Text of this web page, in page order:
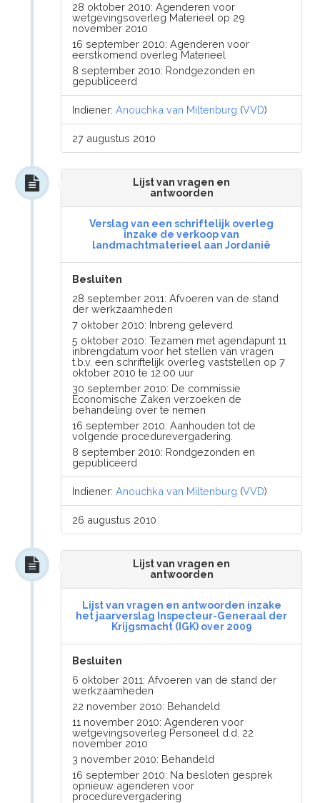
28 oktober 2010: Agenderen voor
wetgevingsoverleg Materieel op 29
november 2010
16 september 2010: Agenderen voor
eerstkomend overleg Materieel
8 september 2010: Rondgezonden en
gepubliceerd
Indiener:Anouchka van Miltenburg (VVD)
27 augustus 2010
Lijst van vragen en
antwoorden
Verslag van een schriftelijk overleg
inzake de verkoop van
landmachtmaterieel aan Jordanië
Besluiten
28 september 2011: Afvoeren van de stand
der werkzaamheden
7 oktober 2010: Inbreng geleverd
5 oktober 2010: Tezamen met agendapunt 11
inbrengdatum voor het stellen van vragen
t.b.v. een schriftelijk overleg vaststellen op 7
oktober 2010 te 12.00 uur
30 september 2010: De commissie
Economische Zaken verzoeken de
behandeling over te nemen
16 september 2010: Aanhouden tot de
volgende procedurevergadering.
8 september 2010: Rondgezonden en
gepubliceerd
Indiener:Anouchka van Miltenburg (VVD)
26 augustus 2010
Lijst van vragen en
antwoorden
Lijst van vragen en antwoorden inzake
het jaarverslag Inspecteur-Generaal der
Krijgsmacht (IGK) over 2009
Besluiten
6 oktober 2011: Afvoeren van de stand der
werkzaamheden
22 november 2010: Behandeld
11 november 2010: Agenderen voor
wetgevingsoverleg Personeel d.d. 22
november 2010
3 november 2010: Behandeld
16 september 2010: Na besloten gesprek
opnieuw agenderen voor
procedurevergadering